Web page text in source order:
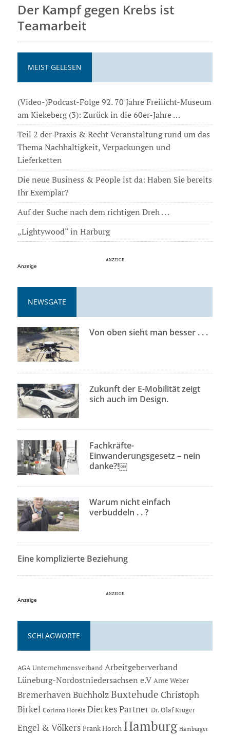
Der Kampf gegen Krebs ist
Teamarbeit
MEIST GELESEN
(Video-)Podcast-Folge 92. 70 Jahre Freilicht-Museum
am Kiekeberg (3): Zurück in die 60er-Jahre …
Teil 2 der Praxis & Recht Veranstaltung rund um das
Thema Nachhaltigkeit, Verpackungen und
Lieferketten
Die neue Business & People ist da: Haben Sie bereits
Ihr Exemplar?
Auf der Suche nach dem richtigen Dreh . . .
„Lightywood“ in Harburg
Anzeige
NEWSGATE
Von oben sieht man besser . . .
Zukunft der E-Mobilität zeigt
sich auch im Design.
Fachkräfte-
Einwanderungsgesetz – nein
danke?!￼
Warum nicht einfach
verbuddeln . . ?
Eine komplizierte Beziehung
Anzeige
SCHLAGWORTE
AGA Unternehmensverband Arbeitgeberverband
Lüneburg-Nordostniedersachsen e.V Arne Weber
Bremerhaven Buchholz Buxtehude Christoph
Birkel Corinna Horeis Dierkes Partner Dr. Olaf Krüger
Engel & Völkers Frank Horch Hamburg Hamburger